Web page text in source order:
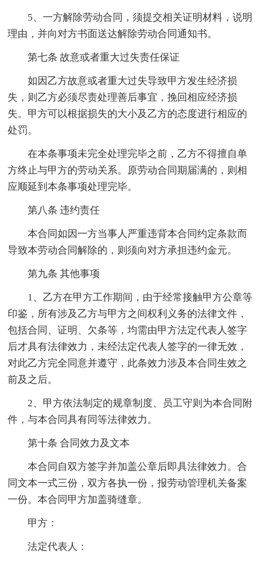
5、一方解除劳动合同，须提交相关证明材料，说明
理由，并向对方书面送达解除劳动合同通知书。
第七条 故意或者重大过失责任保证
如因乙方故意或者重大过失导致甲方发生经济损
失，则乙方必须尽责处理善后事宜，挽回相应经济损
失。甲方可以根据损失的大小及乙方的态度进行相应的
处罚。
在本条事项未完全处理完毕之前，乙方不得擅自单
方终止与甲方的劳动关系。原劳动合同期届满的，则相
应顺延到本条事项处理完毕。
第八条 违约责任
本合同如因一方当事人严重违背本合同约定条款而
导致本劳动合同解除的，则须向对方承担违约金元。
第九条 其他事项
1、乙方在甲方工作期间，由于经常接触甲方公章等
印鉴，所有涉及乙方与甲方之间权利义务的法律文件，
包括合同、证明、欠条等，均需由甲方法定代表人签字
后才具有法律效力，未经法定代表人签字的一律无效，
对此乙方完全同意并遵守，此条效力涉及本合同生效之
前及之后。
2、甲方依法制定的规章制度、员工守则为本合同附
件，与本合同具有同等法律效力。
第十条 合同效力及文本
本合同自双方签字并加盖公章后即具法律效力。合
同文本一式三份，双方各执一份，报劳动管理机关备案
一份。本合同甲方加盖骑缝章。
甲方：
法定代表人：